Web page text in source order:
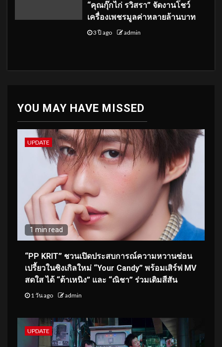
“คุณกุ๊กไก่ รวิสรา” จัดงานโชว์
เครื่องเพชรมูลค่าหลายล้านบาท
3 ปี ago admin
YOU MAY HAVE MISSED
UPDATE
1 min read
“PP KRIT” ชวนเปิดประสบการณ์ความหวานซ่อน
เปรี้ยวในซิงเกิลใหม่ “Your Candy” พร้อมเสิร์ฟ MV
สดใส ได้ “ต้าเหนิง” และ “ณิชา” ร่วมเติมสีสัน
1 วัน ago admin
UPDATE